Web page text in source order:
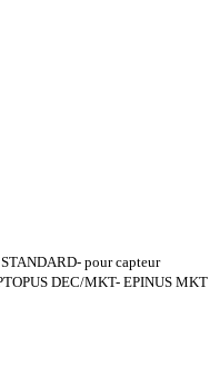
pour capteur
DEC/MKT- EPINUS MKT